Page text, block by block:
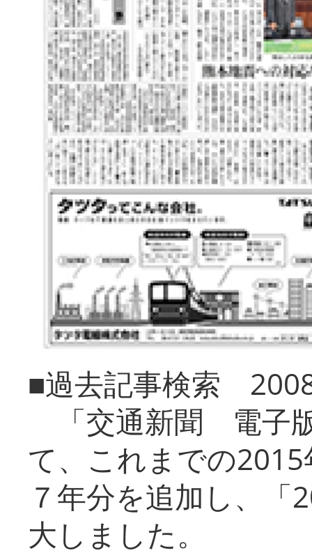
■過去記事検索
「交通新聞 電子
て、これまでの
７年分を追加し、「
大しまし